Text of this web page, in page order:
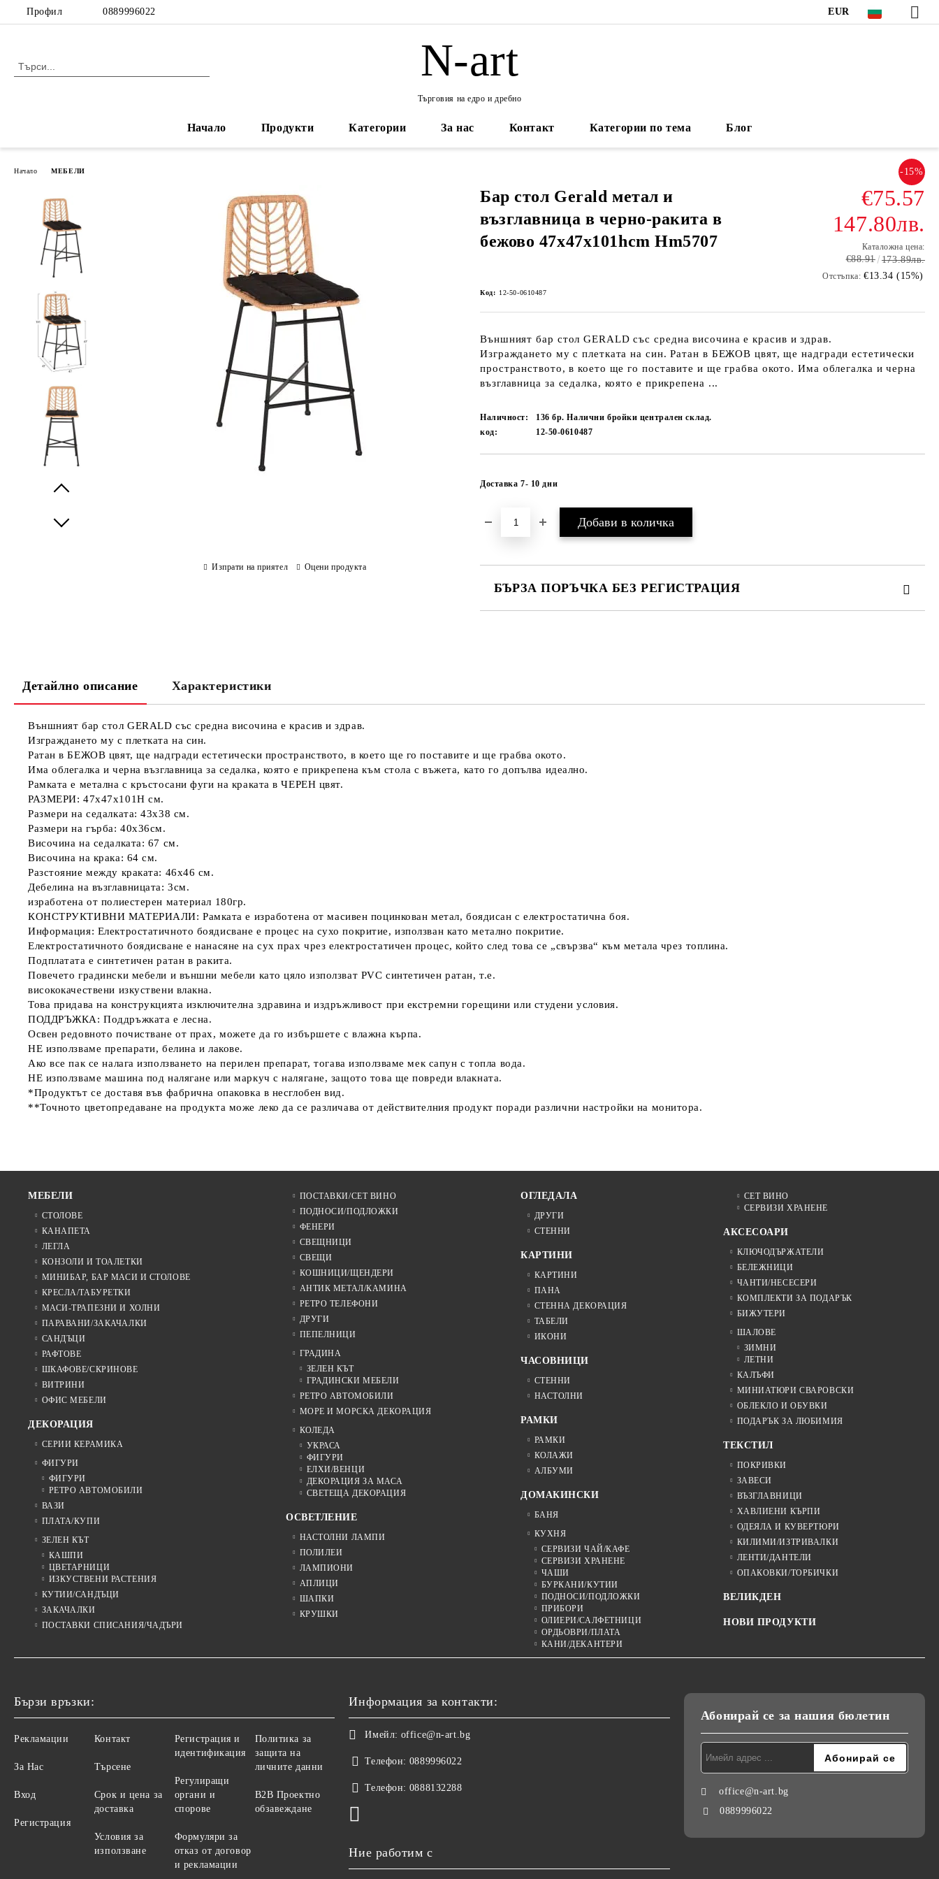
Профил 0889996022 EUR
N-art
Търговия на едро и дребно
Начало Продукти Категории За нас Контакт Категории по тема Блог
Начало МЕБЕЛИ
Бар стол Gerald метал и
възглавница в черно-ракита в
бежово 47x47x101hcm Hm5707
-15%
€75.57
147.80лв.
Каталожна цена:
€88.91 173.89лв.
Отстъпка: €13.34 (15%)
Код: 12-50-0610487
Външният бар стол GERALD със средна височина е красив и здрав.
Изграждането му с плетката на син. Ратан в БЕЖОВ цвят, ще надгради естетически
пространството, в което ще го поставите и ще грабва окото. Има облегалка и черна
възглавница за седалка, която е прикрепена ...
Наличност:
136 бр. Налични бройки централен склад.
код:
12-50-0610487
Доставка 7- 10 дни
БЪРЗА ПОРЪЧКА БЕЗ РЕГИСТРАЦИЯ
Изпрати на приятел Оцени продукта
Детайлно описание Характеристики
Външният бар стол GERALD със средна височина е красив и здрав.
Изграждането му с плетката на син.
Ратан в БЕЖОВ цвят, ще надгради естетически пространството, в което ще го поставите и ще грабва окото.
Има облегалка и черна възглавница за седалка, която е прикрепена към стола с въжета, като го допълва идеално.
Рамката е метална с кръстосани фуги на краката в ЧЕРЕН цвят.
РАЗМЕРИ: 47x47x101H см.
Размери на седалката: 43х38 см.
Размери на гърба: 40х36см.
Височина на седалката: 67 см.
Височина на крака: 64 см.
Разстояние между краката: 46х46 см.
Дебелина на възглавницата: 3см.
изработена от полиестерен материал 180гр.
КОНСТРУКТИВНИ МАТЕРИАЛИ: Рамката е изработена от масивен поцинкован метал, боядисан с електростатична боя.
Информация: Електростатичното боядисване е процес на сухо покритие, използван като метално покритие.
Електростатичното боядисване е нанасяне на сух прах чрез електростатичен процес, който след това се „свързва“ към метала чрез топлина.
Подплатата е синтетичен ратан в ракита.
Повечето градински мебели и външни мебели като цяло използват PVC синтетичен ратан, т.е.
висококачествени изкуствени влакна.
Това придава на конструкцията изключителна здравина и издръжливост при екстремни горещини или студени условия.
ПОДДРЪЖКА: Поддръжката е лесна.
Освен редовното почистване от прах, можете да го избършете с влажна кърпа.
НЕ използваме препарати, белина и лакове.
Ако все пак се налага използването на перилен препарат, тогава използваме мек сапун с топла вода.
НЕ използваме машина под налягане или маркуч с налягане, защото това ще повреди влакната.
*Продуктът се доставя във фабрична опаковка в несглобен вид.
**Точното цветопредаване на продукта може леко да се различава от действителния продукт поради различни настройки на монитора.
МЕБЕЛИ
СТОЛОВЕ
КАНАПЕТА
ЛЕГЛА
КОНЗОЛИ И ТОАЛЕТКИ
МИНИБАР, БАР МАСИ И СТОЛОВЕ
КРЕСЛА/ТАБУРЕТКИ
МАСИ-ТРАПЕЗНИ И ХОЛНИ
ПАРАВАНИ/ЗАКАЧАЛКИ
САНДЪЦИ
РАФТОВЕ
ШКАФОВЕ/СКРИНОВЕ
ВИТРИНИ
ОФИС МЕБЕЛИ
ДЕКОРАЦИЯ
СЕРИИ КЕРАМИКА
ФИГУРИ
ФИГУРИ
РЕТРО АВТОМОБИЛИ
ВАЗИ
ПЛАТА/КУПИ
ЗЕЛЕН КЪТ
КАШПИ
ЦВЕТАРНИЦИ
ИЗКУСТВЕНИ РАСТЕНИЯ
КУТИИ/САНДЪЦИ
ЗАКАЧАЛКИ
ПОСТАВКИ СПИСАНИЯ/ЧАДЪРИ
ПОСТАВКИ/СЕТ ВИНО
ПОДНОСИ/ПОДЛОЖКИ
ФЕНЕРИ
СВЕЩНИЦИ
СВЕЩИ
КОШНИЦИ/ЩЕНДЕРИ
АНТИК МЕТАЛ/КАМИНА
РЕТРО ТЕЛЕФОНИ
ДРУГИ
ПЕПЕЛНИЦИ
ГРАДИНА
ЗЕЛЕН КЪТ
ГРАДИНСКИ МЕБЕЛИ
РЕТРО АВТОМОБИЛИ
МОРЕ И МОРСКА ДЕКОРАЦИЯ
КОЛЕДА
УКРАСА
ФИГУРИ
ЕЛХИ/ВЕНЦИ
ДЕКОРАЦИЯ ЗА МАСА
СВЕТЕЩА ДЕКОРАЦИЯ
ОСВЕТЛЕНИЕ
НАСТОЛНИ ЛАМПИ
ПОЛИЛЕИ
ЛАМПИОНИ
АПЛИЦИ
ШАПКИ
КРУШКИ
ОГЛЕДАЛА
ДРУГИ
СТЕННИ
КАРТИНИ
КАРТИНИ
ПАНА
СТЕННА ДЕКОРАЦИЯ
ТАБЕЛИ
ИКОНИ
ЧАСОВНИЦИ
СТЕННИ
НАСТОЛНИ
РАМКИ
РАМКИ
КОЛАЖИ
АЛБУМИ
ДОМАКИНСКИ
БАНЯ
КУХНЯ
СЕРВИЗИ ЧАЙ/КАФЕ
СЕРВИЗИ ХРАНЕНЕ
ЧАШИ
БУРКАНИ/КУТИИ
ПОДНОСИ/ПОДЛОЖКИ
ПРИБОРИ
ОЛИЕРИ/САЛФЕТНИЦИ
ОРДЬОВРИ/ПЛАТА
КАНИ/ДЕКАНТЕРИ
СЕТ ВИНО
СЕРВИЗИ ХРАНЕНЕ
АКСЕСОАРИ
КЛЮЧОДЪРЖАТЕЛИ
БЕЛЕЖНИЦИ
ЧАНТИ/НЕСЕСЕРИ
КОМПЛЕКТИ ЗА ПОДАРЪК
БИЖУТЕРИ
ШАЛОВЕ
ЗИМНИ
ЛЕТНИ
КАЛЪФИ
МИНИАТЮРИ СВАРОВСКИ
ОБЛЕКЛО И ОБУВКИ
ПОДАРЪК ЗА ЛЮБИМИЯ
ТЕКСТИЛ
ПОКРИВКИ
ЗАВЕСИ
ВЪЗГЛАВНИЦИ
ХАВЛИЕНИ КЪРПИ
ОДЕЯЛА И КУВЕРТЮРИ
КИЛИМИ/ИЗТРИВАЛКИ
ЛЕНТИ/ДАНТЕЛИ
ОПАКОВКИ/ТОРБИЧКИ
ВЕЛИКДЕН
НОВИ ПРОДУКТИ
Бързи връзки:
Рекламации
За Нас
Вход
Регистрация
Контакт
Търсене
Срок и цена за
доставка
Условия за
използване
Регистрация и
идентификация
Регулиращи
органи и
спорове
Формуляри за
отказ от договор
и рекламации
Политика за
защита на
личните данни
B2B Проектно
обзавеждане
Информация за контакти:
Имейл: office@n-art.bg
Телефон: 0889996022
Телефон: 0888132288
Ние работим с
Абонирай се за нашия бюлетин
office@n-art.bg
0889996022